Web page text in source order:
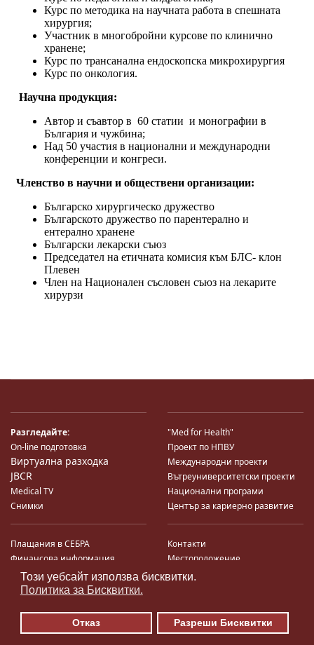
Този уебсайт използва бисквитки.
Политика за Бисквитки.
Отказ Разреши Бисквитки
Разгледайте:
On-line подготовка
Виртуална разходка
JBCR
Medical TV
Снимки
"Med for Health"
Проект по НПВУ
Международни проекти
Вътреуниверситетски проекти
Национални програми
Център за кариерно развитие
Плащания в СЕБРА
Финансова информация
Система за финансово упр-е и
контрол
Търгове по ЗДС
Контакти
Местоположение
Карта на сайта